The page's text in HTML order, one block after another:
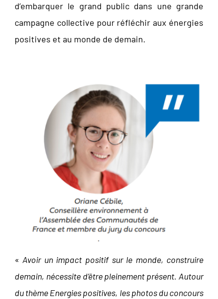
d’embarquer le grand public dans une grande
campagne collective pour réfléchir aux énergies
positives et au monde de demain.
« Avoir un impact positif sur le monde, construire
demain, nécessite d’être pleinement présent. Autour
du thème Energies positives, les photos du concours